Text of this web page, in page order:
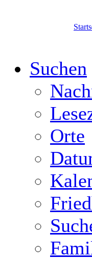
Suchen
Orte